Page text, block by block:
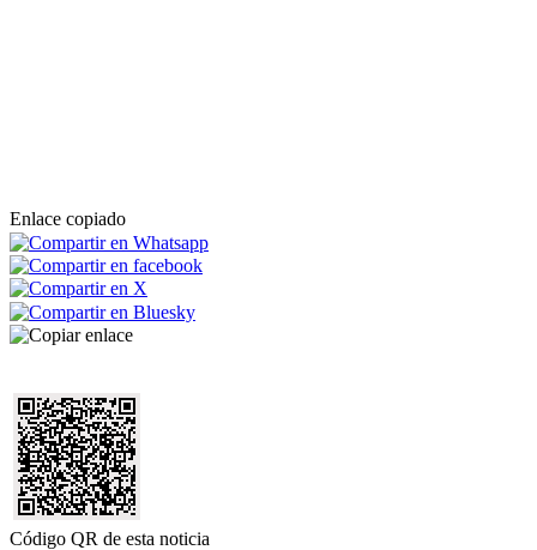
Enlace copiado
Código QR de esta noticia